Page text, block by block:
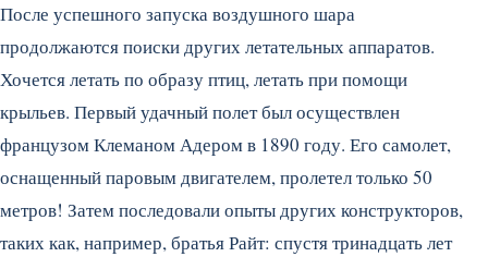
После успешного запуска воздушного шара
продолжаются поиски других летательных аппаратов.
Хочется летать по образу птиц, летать при помощи
крыльев. Первый удачный полет был осуществлен
французом Клеманом Адером в 1890 году. Его самолет,
оснащенный паровым двигателем, пролетел только 50
метров! Затем последовали опыты других конструкторов,
таких как, например, братья Райт: спустя тринадцать лет